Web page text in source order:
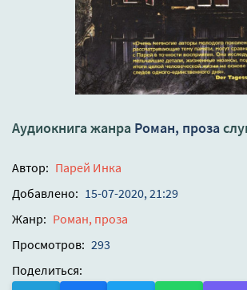
Аудиокнига жанра Роман, проза
Автор: Парей Инка
Добавлено: 15-07-2020, 21:29
Жанр: Роман, проза
Просмотров: 293
Поделиться: